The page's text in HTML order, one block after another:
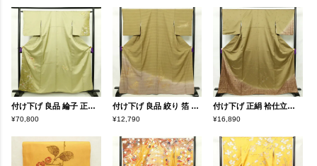
付け下げ 良品 綸子 正絹 花柄 袷仕立て 身丈159.5cm 裄丈63.5cm リサイクル着物 一部しつけ糸付き 着物 刺繍 箔 入学式 卒業式 七五三 お宮参り フォーマル 上品 扇面 榛色 黄・黄土色
¥70,800
付け下げ 良品 絞り 箔 刺繍 正絹 木の葉・植物柄 身丈168cm 裄丈69.5cm 袷仕立て 黄・黄土色
¥12,790
付け下げ 正絹 袷仕立て 身丈165.5cm 裄丈69.5cm 箔 刺繍 一部しつけ糸付き 金彩 附下 着物 木の葉・植物柄 黄・黄土色
¥16,890